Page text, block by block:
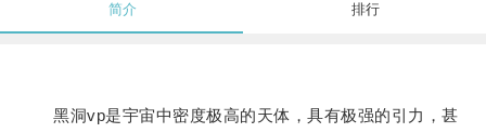
简介 排行
黑洞vp是宇宙中密度极高的天体，具有极强的引力，甚